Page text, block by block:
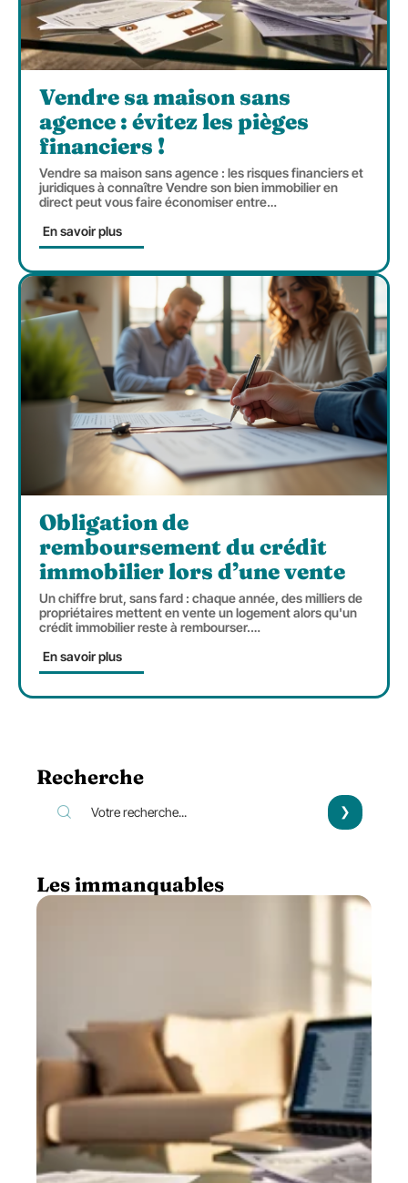
Vendre sa maison sans
agence : évitez les pièges
financiers !
Vendre sa maison sans agence : les risques financiers et
juridiques à connaître Vendre son bien immobilier en
direct peut vous faire économiser entre…
En savoir plus
Obligation de
remboursement du crédit
immobilier lors d’une vente
Un chiffre brut, sans fard : chaque année, des milliers de
propriétaires mettent en vente un logement alors qu'un
crédit immobilier reste à rembourser.…
En savoir plus
Recherche
Les immanquables